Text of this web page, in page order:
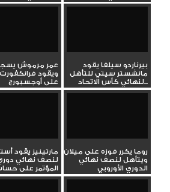
بيرناردو سيلفا يقود
مانشستر سيتي للتأهل
لنهائي كأس الاتحاد...
عمر مرموش
ويقود فرانكفورت
على أوجسبورج
روما يكرر فوزه على ميلان
ويتأهل لنصف نهائي
الدوري الأوروبي
مارتينيز يقود
لنصف نهائي
المؤتمر على